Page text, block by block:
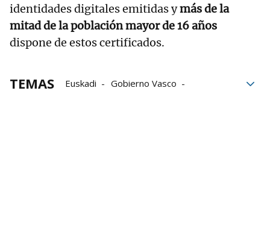
identidades digitales emitidas ymás de la
mitad de la población mayor de 16 años
dispone de estos certificados.
TEMAS Euskadi
Gobierno Vasco